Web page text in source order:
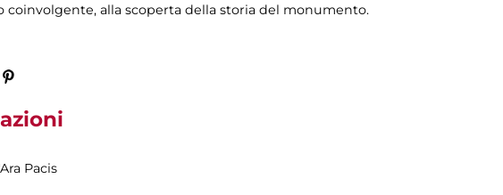
coinvolgente, alla scoperta della storia del monumento.
Pacis